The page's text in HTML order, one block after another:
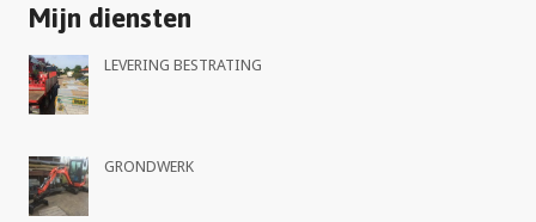
Mijn diensten
LEVERING BESTRATING
GRONDWERK